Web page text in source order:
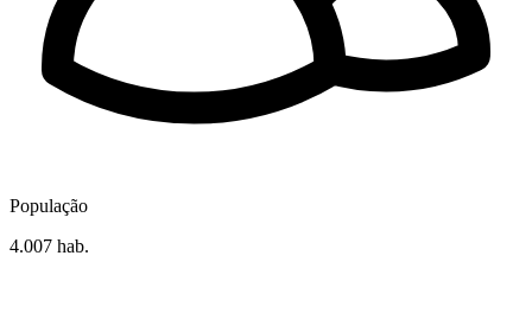
População
4.007 hab.